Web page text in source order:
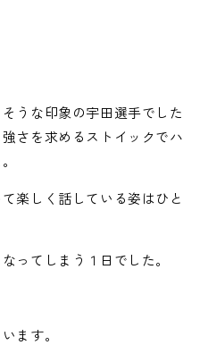
うな印象の宇田選手でした
さを求めるストイックでハ
楽しく話している姿はひと
ってしまう１日でした。
ます。